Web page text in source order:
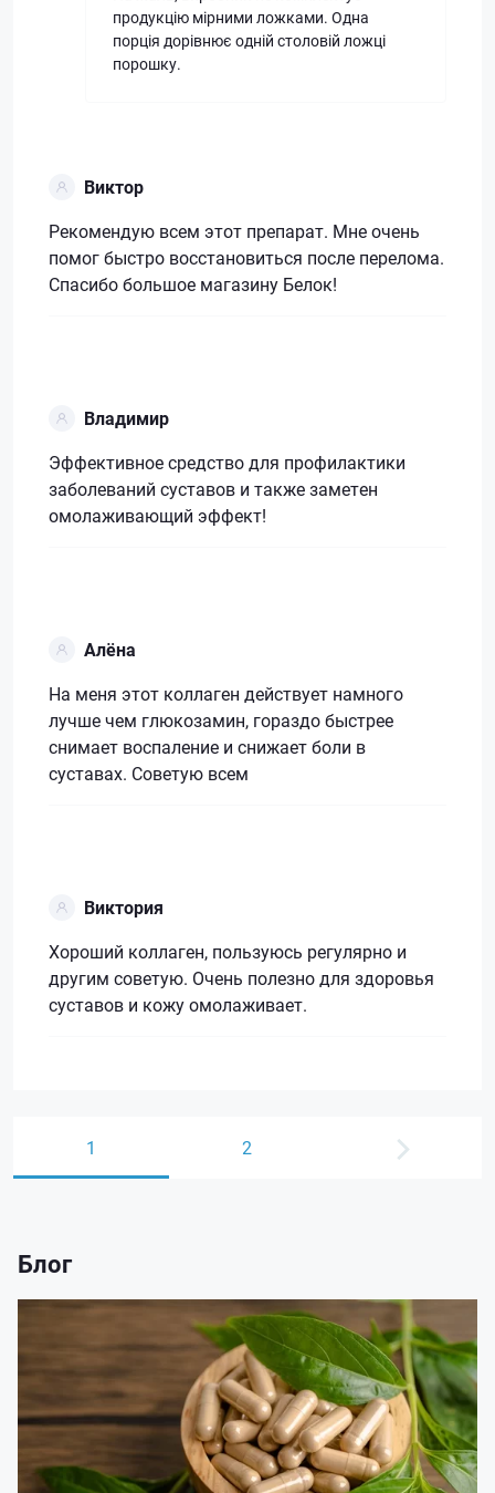
продукцію мірними ложками. Одна
порція дорівнює одній столовій ложці
порошку.
Виктор
Рекомендую всем этот препарат. Мне очень
помог быстро восстановиться после перелома.
Спасибо большое магазину Белок!
Владимир
Эффективное средство для профилактики
заболеваний суставов и также заметен
омолаживающий эффект!
Алёна
На меня этот коллаген действует намного
лучше чем глюкозамин, гораздо быстрее
снимает воспаление и снижает боли в
суставах. Советую всем
Виктория
Хороший коллаген, пользуюсь регулярно и
другим советую. Очень полезно для здоровья
суставов и кожу омолаживает.
1 2
Блог